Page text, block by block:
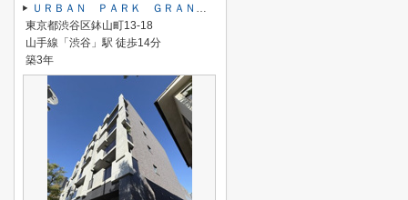
ＵＲＢＡＮ ＰＡＲＫ ＧＲＡＮＤＥ代官山
東京都渋谷区鉢山町13-18
山手線「渋谷」駅 徒歩14分
築3年